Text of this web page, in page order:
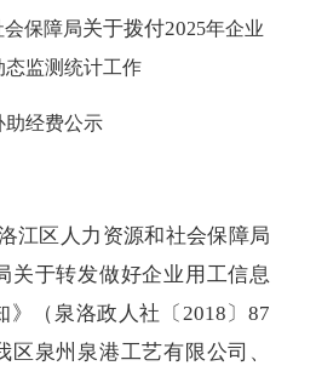
保障局关于拨付2025年企业
态监测统计工作
助经费公示
江区人力资源和社会保障局
关于转发做好企业用工信息
》（泉洛政人社〔 2018〕87
泉州泉港工艺有限公司、